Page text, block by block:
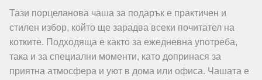
Тази порцеланова чаша за подарък е практичен и
стилен избор, който ще зарадва всеки почитател на
котките. Подходяща е както за ежедневна употреба,
така и за специални моменти, като допринася за
приятна атмосфера и уют в дома или офиса. Чашата е